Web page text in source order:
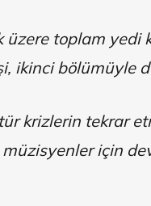
üzere toplam yedi
ikinci bölümüyle
krizlerin tekrar
için